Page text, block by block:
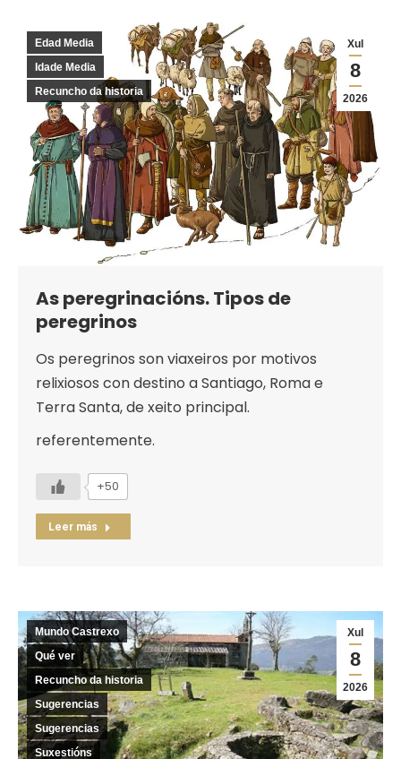
Xul
8
2026
Edad Media
Idade Media
Recuncho da historia
As peregrinacións. Tipos de
peregrinos
Os peregrinos son viaxeiros por motivos
relixiosos con destino a Santiago, Roma e
Terra Santa, de xeito principal.
referentemente.
+50
Leer más
Xul
8
2026
Mundo Castrexo
Qué ver
Recuncho da historia
Sugerencias
Sugerencias
Suxestións